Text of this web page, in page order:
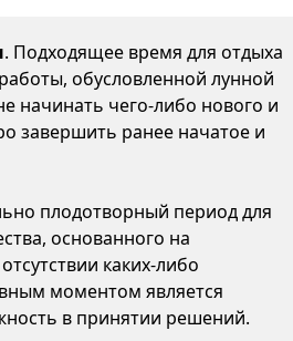
. Подходящее время для отдыха
обусловленной лунной
начинать чего-либо нового и
завершить ранее начатое и
плодотворный период для
основанного на
каких-либо
моментом является
в принятии решений.